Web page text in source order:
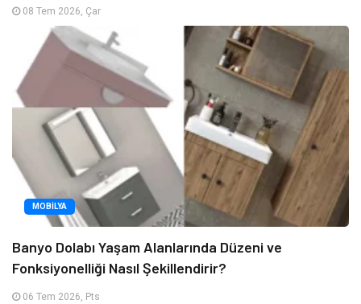
08 Tem 2026, Çar
MOBILYA
Banyo Dolabı Yaşam Alanlarında Düzeni ve
Fonksiyonelliği Nasıl Şekillendirir?
06 Tem 2026, Pts